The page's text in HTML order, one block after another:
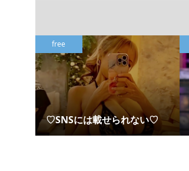
♡SNSには載せられない♡
free